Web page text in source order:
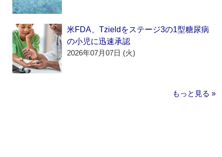
米FDA、Tzieldをステージ3の1型糖尿病
の小児に迅速承認
2026年07月07日 (火)
もっと見る »